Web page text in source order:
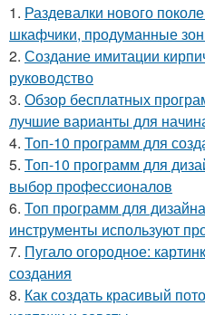
1. Раздевалки нового
шкафчики, продуманные
2. Создание имитации
руководство
3. Обзор бесплатных
лучшие варианты для
4. Топ-10 программ для
5. Топ-10 программ для
выбор профессионалов
6. Топ программ для
инструменты используют
7. Пугало огородное:
создания
8. Как создать красивый